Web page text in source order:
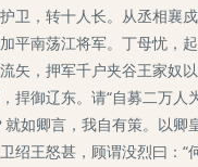
，转十人长。从丞相襄
平南荡江将军。丁母忧，
矢，押军千户夹谷王家奴
御辽东。请“自募二万人
如卿言，我自有策。以
绍王怒甚，顾谓没烈曰：